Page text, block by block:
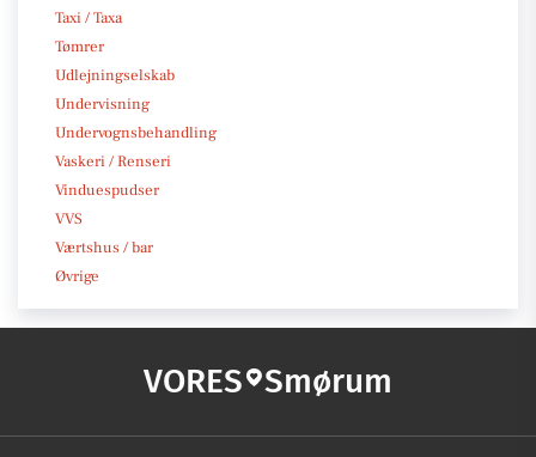
Taxi / Taxa
Tømrer
Udlejningselskab
Undervisning
Undervognsbehandling
Vaskeri / Renseri
Vinduespudser
VVS
Værtshus / bar
Øvrige
VORES Smørum